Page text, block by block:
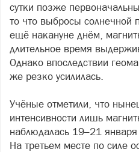
сутки позже
то что выбросы солнечной
ещё накануне днём,
длительное время
Однако впоследствии
же резко усилилась.
Учёные отметили, что
интенсивности лишь
наблюдалась 19–21 января
На третьем месте по силе